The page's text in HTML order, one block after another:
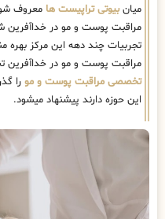
میانبیوتی تراپیست ها معروف
مراقبت پوست و مو در خداآفرین
تجربیات چند دهه این مرکز بهره
مراقبت پوست و مو در خداآفرین
تخصصی مراقبت پوست و مو
این حوزه دارند پیشنهاد میشود.